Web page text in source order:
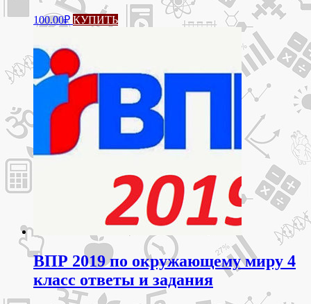
100.00₽ КУПИТЬ
ВПР 2019 по окружающему миру 4
класс ответы и задания